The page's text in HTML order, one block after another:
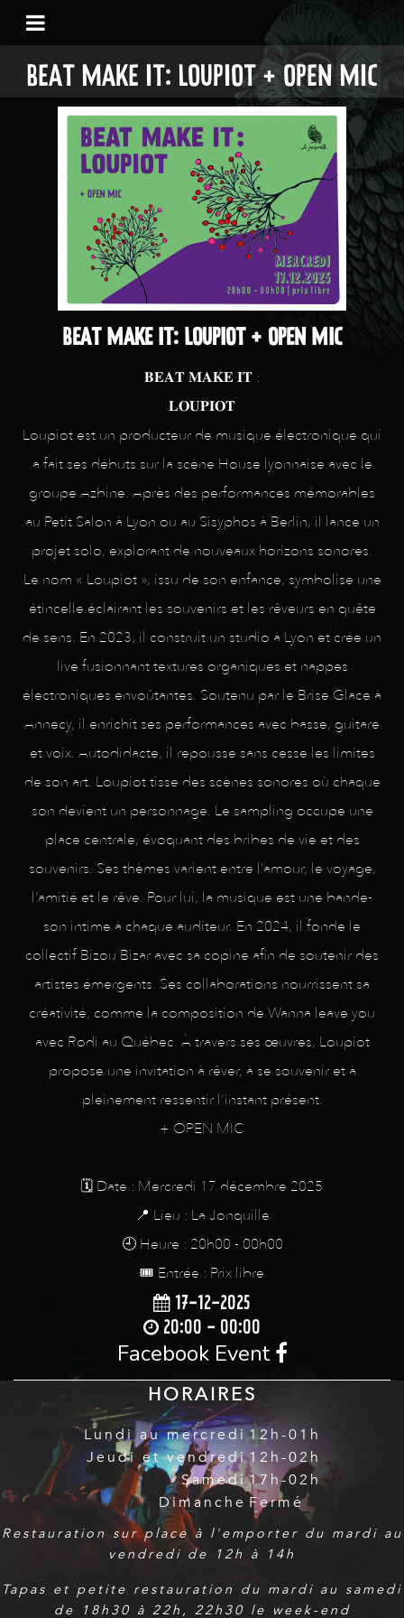
BEAT MAKE IT: LOUPIOT + OPEN MIC
BEAT MAKE IT: LOUPIOT + OPEN MIC
𝐁𝐄𝐀𝐓 𝐌𝐀𝐊𝐄 𝐈𝐓 :
𝐋𝐎𝐔𝐏𝐈𝐎𝐓
Loupiot est un producteur de musique électronique qui
a fait ses débuts sur la scène House lyonnaise avec le
groupe Azbine. Après des performances mémorables
au Petit Salon à Lyon ou au Sisyphos à Berlin, il lance un
projet solo, explorant de nouveaux horizons sonores.
Le nom « Loupiot », issu de son enfance, symbolise une
étincelle éclairant les souvenirs et les rêveurs en quête
de sens. En 2023, il construit un studio à Lyon et crée un
live fusionnant textures organiques et nappes
électroniques envoûtantes. Soutenu par le Brise Glace à
Annecy, il enrichit ses performances avec basse, guitare
et voix. Autodidacte, il repousse sans cesse les limites
de son art. Loupiot tisse des scènes sonores où chaque
son devient un personnage. Le sampling occupe une
place centrale, évoquant des bribes de vie et des
souvenirs. Ses thèmes varient entre l’amour, le voyage,
l’amitié et le rêve. Pour lui, la musique est une bande-
son intime à chaque auditeur. En 2024, il fonde le
collectif Bizou Bizar avec sa copine afin de soutenir des
artistes émergents. Ses collaborations nourrissent sa
créativité, comme la composition de Wanna leave you
avec Rodi au Québec. À travers ses œuvres, Loupiot
propose une invitation à rêver, à se souvenir et à
pleinement ressentir l’instant présent.
+ OPEN MIC
🗓️ Date : Mercredi 17 décembre 2025
📍 Lieu : La Jonquille
🕘 Heure : 20h00 - 00h00
🎟️ Entrée : Prix libre
17-12-2025
20:00 - 00:00
Facebook Event
HORAIRES
Lundi au mercredi
Jeudi et vendredi
Samedi
Dimanche
12h-01h
12h-02h
17h-02h
Fermé
Restauration sur place à l'emporter du mardi au
vendredi de 12h à 14h
Tapas et petite restauration du mardi au samedi
de 18h30 à 22h, 22h30 le week-end